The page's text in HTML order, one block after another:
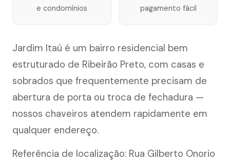
e condomínios pagamento fácil
Jardim Itaú é um bairro residencial bem
estruturado de Ribeirão Preto, com casas e
sobrados que frequentemente precisam de
abertura de porta ou troca de fechadura —
nossos chaveiros atendem rapidamente em
qualquer endereço.
Referência de localização: Rua Gilberto Onorio